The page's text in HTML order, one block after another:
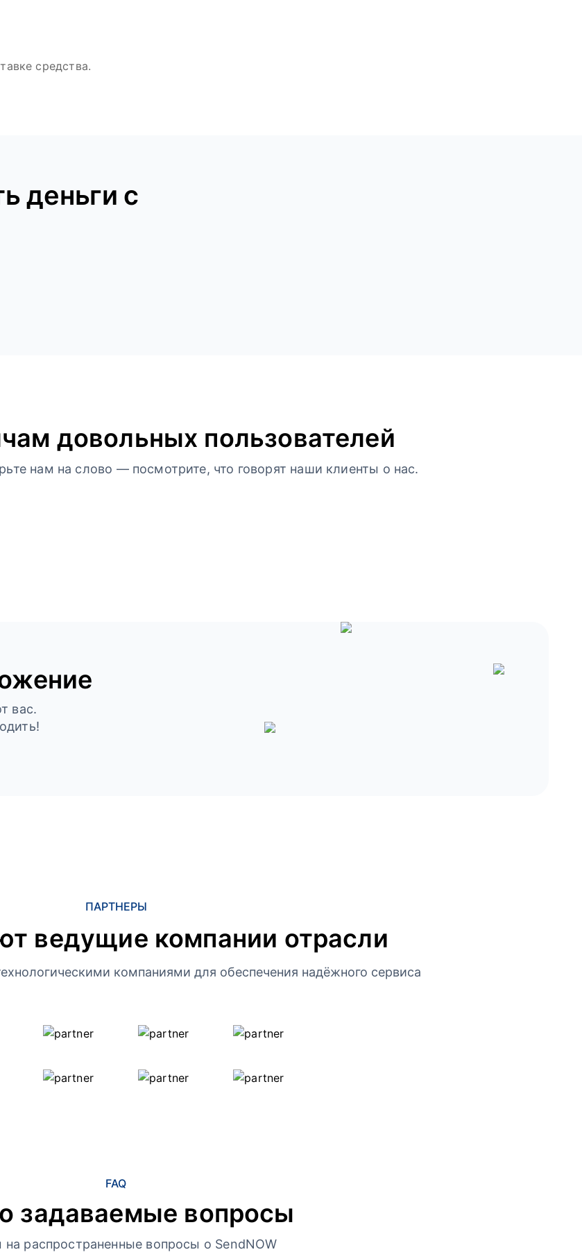
средства.
деньги с
довольных пользователей
нам на слово — посмотрите, что говорят наши клиенты о нас.
вас.
ПАРТНЕРЫ
ведущие компании отрасли
компаниями для обеспечения надёжного сервиса
FAQ
задаваемые вопросы
на распространенные вопросы о SendNOW